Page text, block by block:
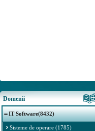
Domenii
IT Software(8432)
Sisteme de operare (1785)